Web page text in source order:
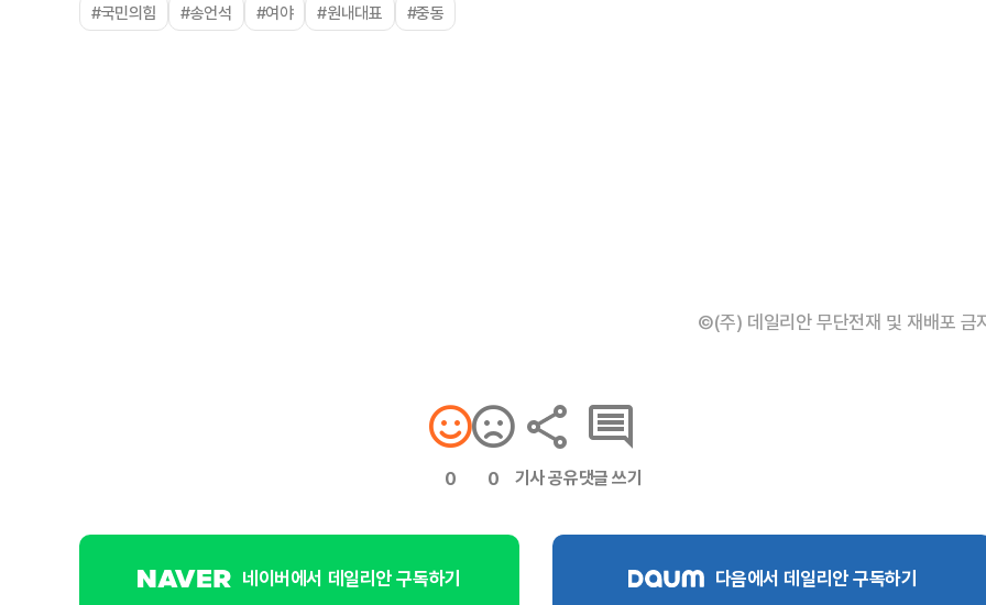
#국민의힘 #송언석 #여야 #원내대표 #중동
©(주) 데일리안 무단전재 및 재배포 금
0 0 기사 공유댓글 쓰기
네이버에서 데일리안 구독하기 다음에서 데일리안 구독하기